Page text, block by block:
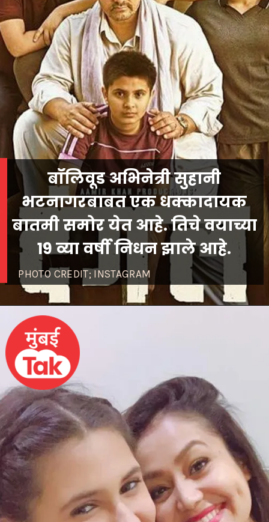
PHOTO CREDIT; INSTAGRAM
बॉलिवूड अभिनेत्री सुहानी
भटनागरबाबत एक धक्कादायक
बातमी समोर येत आहे. तिचे वयाच्या
19 व्या वर्षी निधन झाले आहे.